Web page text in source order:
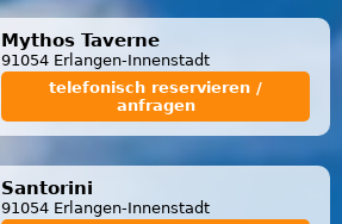
Mythos Taverne
91054 Erlangen-Innenstadt
telefonisch reservieren /
anfragen
Santorini
91054 Erlangen-Innenstadt